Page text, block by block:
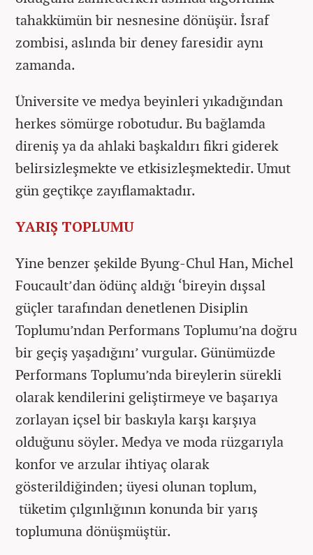
tahakkümün bir nesnesine dönüşür. İsraf
zombisi, aslında bir deney faresidir aynı
zamanda.
Üniversite ve medya beyinleri yıkadığından
herkes sömürge robotudur. Bu bağlamda
direniş ya da ahlaki başkaldırı fikri giderek
belirsizleşmekte ve etkisizleşmektedir. Umut
gün geçtikçe zayıflamaktadır.
YARIŞ TOPLUMU
Yine benzer şekilde Byung-Chul Han, Michel
Foucault’dan ödünç aldığı ‘bireyin dışsal
güçler tarafından denetlenen Disiplin
Toplumu’ndan Performans Toplumu’na doğru
bir geçiş yaşadığını’ vurgular. Günümüzde
Performans Toplumu’nda bireylerin sürekli
olarak kendilerini geliştirmeye ve başarıya
zorlayan içsel bir baskıyla karşı karşıya
olduğunu söyler. Medya ve moda rüzgarıyla
konfor ve arzular ihtiyaç olarak
gösterildiğinden; üyesi olunan toplum,
tüketim çılgınlığının konunda bir yarış
toplumuna dönüşmüştür.